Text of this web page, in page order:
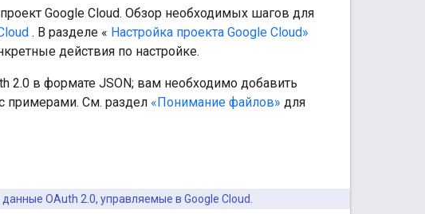
Google Cloud. Обзор необходимых шагов для
. В разделе « Настройка проекта Google Cloud»
действия по настройке.
2.0 в формате JSON; вам необходимо добавить
примерами. См. раздел «Понимание файлов» для
OAuth 2.0, управляемые в Google Cloud.